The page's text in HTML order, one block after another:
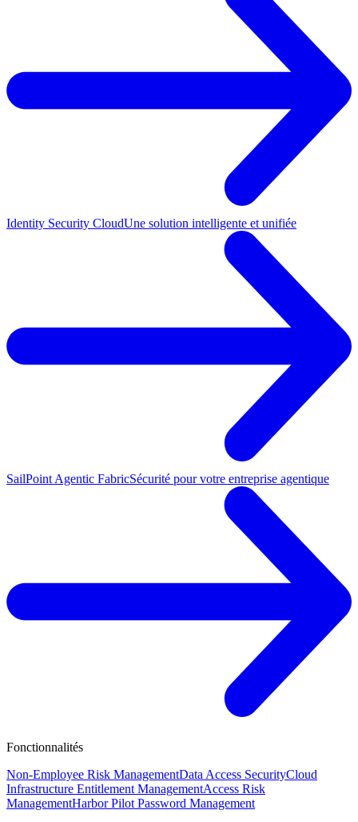
Identity Security CloudUne solution intelligente et unifiée
SailPoint Agentic FabricSécurité pour votre entreprise agentique
Fonctionnalités
Non-Employee Risk ManagementData Access SecurityCloud
Infrastructure Entitlement ManagementAccess Risk
ManagementHarbor Pilot Password Management